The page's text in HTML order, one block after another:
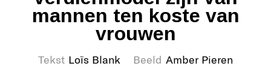
mannen ten koste van
vrouwen
Tekst Loïs Blank Beeld Amber Pieren